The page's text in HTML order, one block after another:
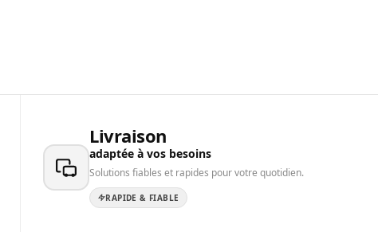
Livraison
adaptée à vos besoins
Solutions fiables et rapides pour votre quotidien.
RAPIDE & FIABLE